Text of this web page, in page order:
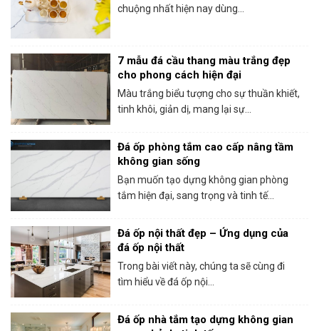
chuộng nhất hiện nay dùng...
7 mẫu đá cầu thang màu trắng đẹp
cho phong cách hiện đại
Màu trắng biểu tượng cho sự thuần khiết,
tinh khôi, giản dị, mang lại sự...
Đá ốp phòng tắm cao cấp nâng tầm
không gian sống
Bạn muốn tạo dựng không gian phòng
tắm hiện đại, sang trọng và tinh tế...
Đá ốp nội thất đẹp – Ứng dụng của
đá ốp nội thất
Trong bài viết này, chúng ta sẽ cùng đi
tìm hiểu về đá ốp nội...
Đá ốp nhà tắm tạo dựng không gian